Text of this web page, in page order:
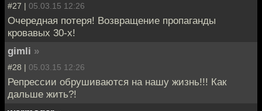
#27 | 05.03.15 12:26
Очередная потеря! Возвращение пропаганды
кровавых 30-х!
gimli »
#28 | 05.03.15 12:26
Репрессии обрушиваются на нашу жизнь!!! Как
дальше жить?!